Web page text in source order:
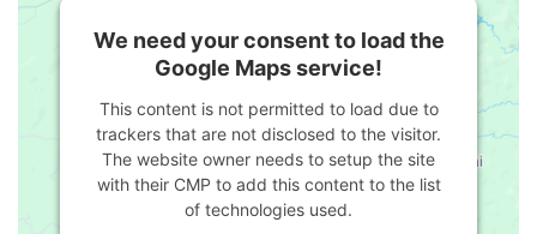
We need your consent to load the
Google Maps service!
This content is not permitted to load due to
trackers that are not disclosed to the visitor.
The website owner needs to setup the site
with their CMP to add this content to the list
of technologies used.